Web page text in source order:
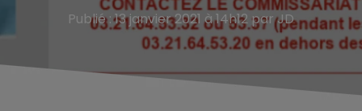
Publié : 13 janvier 2021 à 14h12 par JD